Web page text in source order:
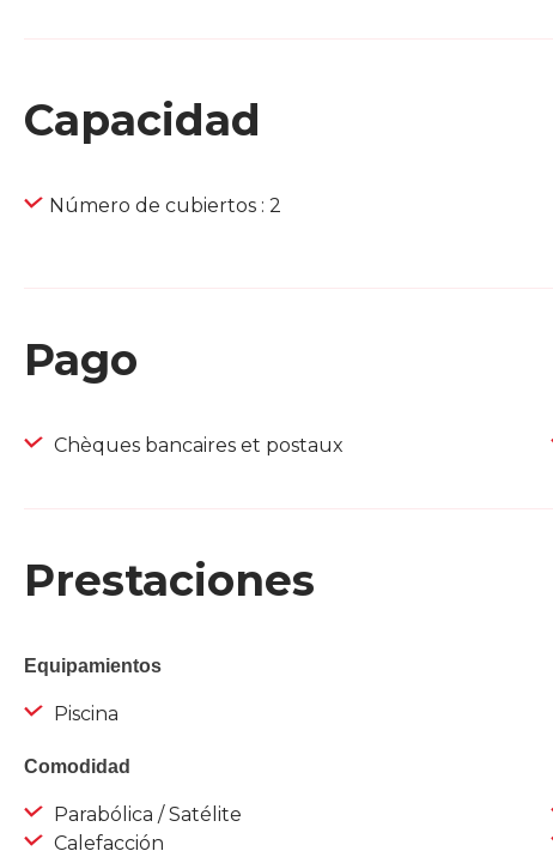
Capacidad
Número de cubiertos : 2
Pago
Chèques bancaires et postaux
Prestaciones
Equipamientos
Piscina
Comodidad
Parabólica / Satélite
Calefacción